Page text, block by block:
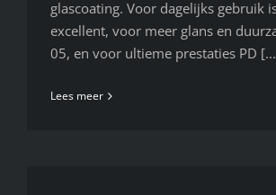
glascoating. Voor dagelijks gebruik
excellent, voor meer glans en
05, en voor ultieme prestaties PD
Lees meer